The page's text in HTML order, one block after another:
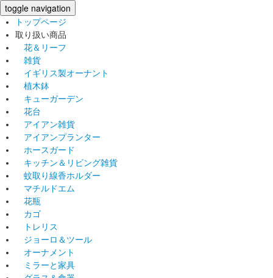
toggle navigation
トップページ
取り扱い商品
花＆リーフ
雑貨
イギリス製オーナント
植木鉢
キューガーデン
花台
アイアン雑貨
アイアンプランター
ホースガード
キッチン＆リビング雑貨
蚊取り線香ホルダー
マチルドエム
花瓶
カゴ
トレリス
ジョーロ＆ツール
オーナメント
ミラーと家具